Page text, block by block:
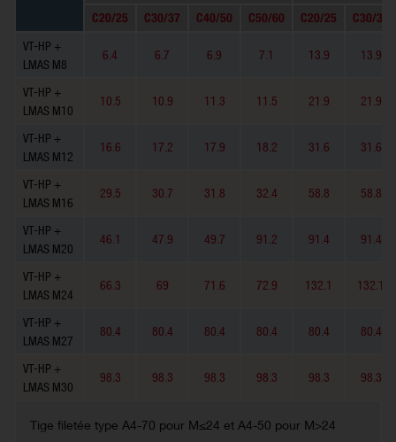
C20/25
C30/37 C40/50 C50/60 C20/25 C30/37
VT-HP +
LMAS M8
6.4 6.7 6.9 7.1 13.9 13.9
VT-HP +
LMAS M10
10.5 10.9 11.3 11.5 21.9 21.9
VT-HP +
LMAS M12
16.6 17.2 17.9 18.2 31.6 31.6
VT-HP +
LMAS M16
29.5 30.7 31.8 32.4 58.8 58.8
VT-HP +
LMAS M20
46.1 47.9 49.7 91.2 91.4 91.4
VT-HP +
LMAS M24
66.3 69 71.6 72.9 132.1 132.1
VT-HP +
LMAS M27
80.4 80.4 80.4 80.4 80.4 80.4
VT-HP +
LMAS M30
98.3 98.3 98.3 98.3 98.3 98.3
Tige filetée type A4-70 pour M≤24 et A4-50 pour M>24